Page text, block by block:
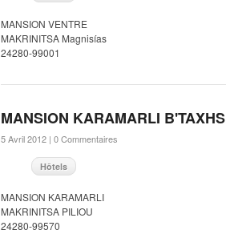
MANSION VENTRE
MAKRINITSA Magnisías
24280-99001
MANSION KARAMARLI B'TAXHS
5 Avril 2012 | 0 Commentaires
Hôtels
MANSION KARAMARLI
MAKRINITSA PILIOU
24280-99570